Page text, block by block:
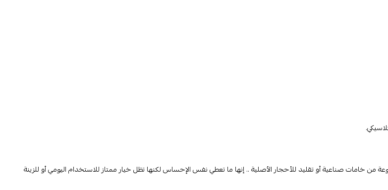
خامات صناعية أو تقليد للأحجار الأصلية .. إنها ما تعطي نفس الإحساس لكنها تظل خيار ممتاز للاستخدام اليومي أو للزينة